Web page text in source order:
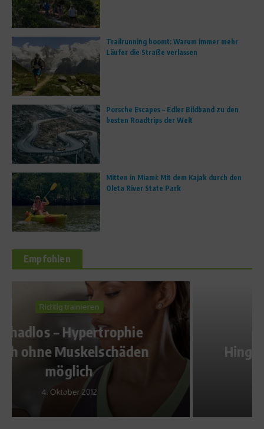
Trailrunning boomt: Warum immer mehr
Läufer die Straße verlassen
Porsche Escapes – Edler Bildband zu den
besten Roadtrips der Welt
Mitten in Miami: Mit dem Kajak durch den
Oleta River State Park
Empfohlen
News
Hingis gibt Tennis-Comeback